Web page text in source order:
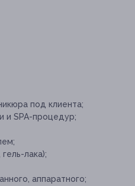
под клиента;
и SPA-процедур;
лака);
аппаратного;